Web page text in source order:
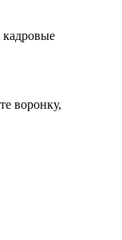
кадровые
воронку,